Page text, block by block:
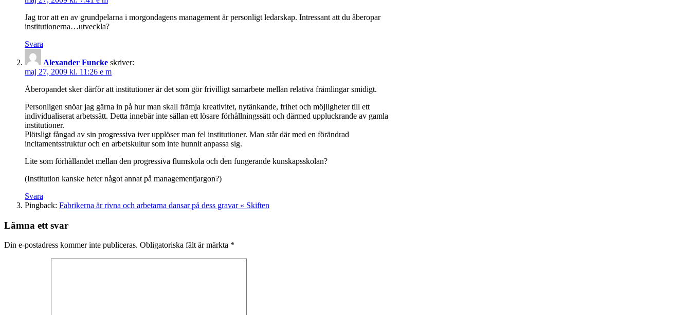
Jag tror att en av grundpelarna i morgondagens management är personligt ledarskap. Intressant att du åberopar
institutionerna…utveckla?
Svara
Alexander Funcke skriver:
maj 27, 2009 kl. 11:26 e m
Åberopandet sker därför att institutioner är det som gör frivilligt samarbete mellan relativa främlingar smidigt.
Personligen snöar jag gärna in på hur man skall främja kreativitet, nytänkande, frihet och möjligheter till ett
individualiserat arbetssätt. Detta innebär inte sällan ett lösare förhållningssätt och därmed uppluckrande av gamla
institutioner.
Plötsligt fångad av sin progressiva iver upplöser man fel institutioner. Man står där med en förändrad
incitamentsstruktur och en arbetskultur som inte hunnit anpassa sig.
Lite som förhållandet mellan den progressiva flumskola och den fungerande kunskapsskolan?
(Institution kanske heter något annat på managementjargon?)
Svara
Pingback: Fabrikerna är rivna och arbetarna dansar på dess gravar « Skiften
Lämna ett svar
Din e-postadress kommer inte publiceras. Obligatoriska fält är märkta *